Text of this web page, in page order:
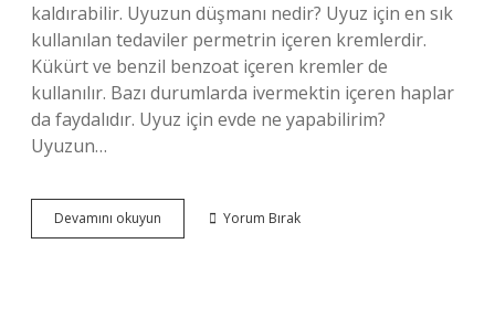
kaldırabilir. Uyuzun düşmanı nedir? Uyuz için en sık
kullanılan tedaviler permetrin içeren kremlerdir.
Kükürt ve benzil benzoat içeren kremler de
kullanılır. Bazı durumlarda ivermektin içeren haplar
da faydalıdır. Uyuz için evde ne yapabilirim?
Uyuzun…
Devamını okuyun Uyuzdan
Kurtulmak
Yorum Bırak